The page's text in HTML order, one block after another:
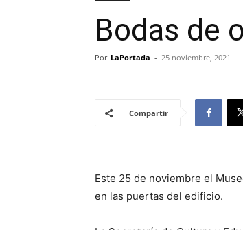
Bodas de
Por LaPortada - 25 noviembre, 2021
Compartir
Este 25 de noviembre el
en las puertas del edificio.